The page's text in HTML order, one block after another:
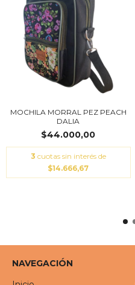
MOCHILA MORRAL PEZ PEACH
DALIA
$44.000,00
3 cuotas sin interés de
$14.666,67
NAVEGACIÓN